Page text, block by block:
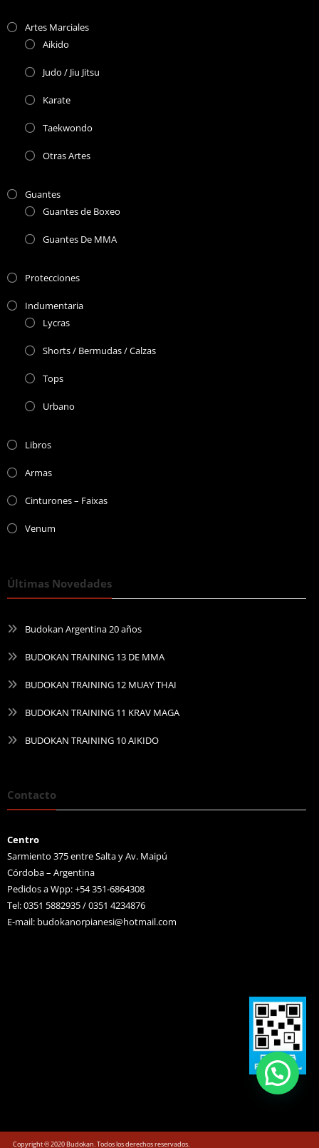
Artes Marciales
Aikido
Judo / Jiu Jitsu
Karate
Taekwondo
Otras Artes
Guantes
Guantes de Boxeo
Guantes De MMA
Protecciones
Indumentaria
Lycras
Shorts / Bermudas / Calzas
Tops
Urbano
Libros
Armas
Cinturones – Faixas
Venum
Últimas Novedades
Budokan Argentina 20 años
BUDOKAN TRAINING 13 DE MMA
BUDOKAN TRAINING 12 MUAY THAI
BUDOKAN TRAINING 11 KRAV MAGA
BUDOKAN TRAINING 10 AIKIDO
Contacto
Centro
Sarmiento 375 entre Salta y Av. Maipú
Córdoba – Argentina
Pedidos a Wpp: +54 351-6864308
Tel: 0351 5882935 / 0351 4234876
E-mail: budokanorpianesi@hotmail.com
Copyright © 2020 Budokan. Todos los derechos reservados.